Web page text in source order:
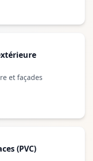
et façades
(PVC)